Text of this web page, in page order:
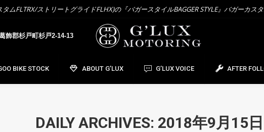
ムFLTRX/ストリートグライドFLHX)の『バガースタイルBAGGER STYLE』バガーカス
飾郡杉戸町杉戸2-14-13
BIKE STOCK ABOUT G’LUX G’LUX VOICE AFTER
DAILY ARCHIVES: 2018年9月15日